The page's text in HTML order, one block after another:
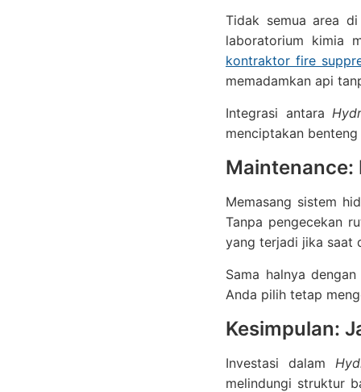
Tidak semua area
laboratorium kimia
kontraktor fire
memadamkan api
Integrasi antara
menciptakan
Maintenance:
Memasang sistem
Tanpa pengecekan
yang terjadi jika saat
Sama halnya
Anda pilih tetap
Kesimpulan:
Investasi dalam
melindungi struktur